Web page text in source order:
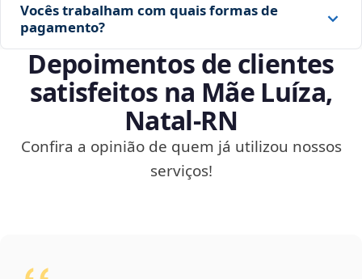
Vocês trabalham com quais formas de
pagamento?
Depoimentos de clientes
satisfeitos na Mãe Luíza,
Natal‑RN
Confira a opinião de quem já utilizou nossos
serviços!